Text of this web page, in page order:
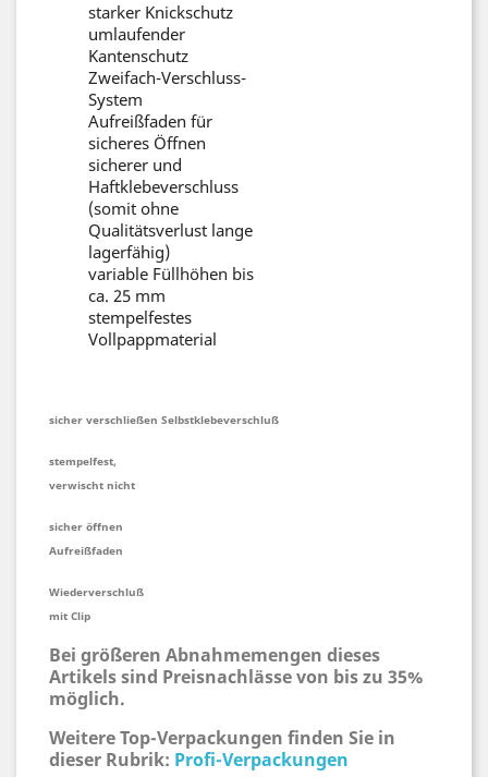
starker Knickschutz
umlaufender
Kantenschutz
Zweifach-Verschluss-
System
Aufreißfaden für
sicheres Öffnen
sicherer und
Haftklebeverschluss
(somit ohne
Qualitätsverlust lange
lagerfähig)
variable Füllhöhen bis
ca. 25 mm
stempelfestes
Vollpappmaterial
sicher verschließen Selbstklebeverschluß
stempelfest,
verwischt nicht
sicher öffnen
Aufreißfaden
Wiederverschluß
mit Clip
Bei größeren Abnahmemengen dieses
Artikels sind Preisnachlässe von bis zu 35%
möglich.
Weitere Top-Verpackungen finden Sie in
dieser Rubrik: Profi-Verpackungen